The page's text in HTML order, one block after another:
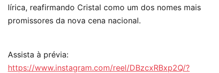
lírica, reafirmando Cristal como um dos nomes mais
promissores da nova cena nacional.
Assista à prévia:
https://www.instagram.com/reel/DBzcxRBxp2Q/?